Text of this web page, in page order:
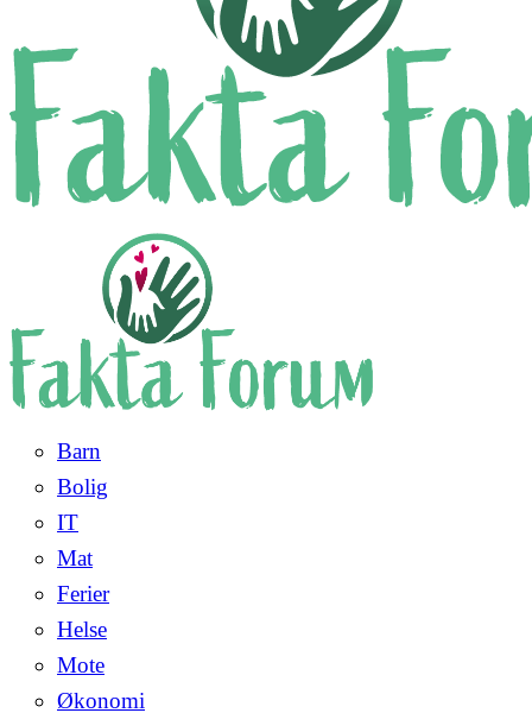
Barn
Bolig
IT
Mat
Ferier
Helse
Mote
Økonomi